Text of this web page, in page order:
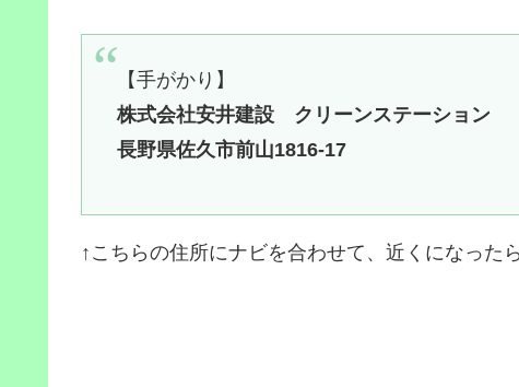
【手がかり】
株式会社安井建設 クリーンステーション
長野県佐久市前山1816-17
↑こちらの住所にナビを合わせて、近くになった